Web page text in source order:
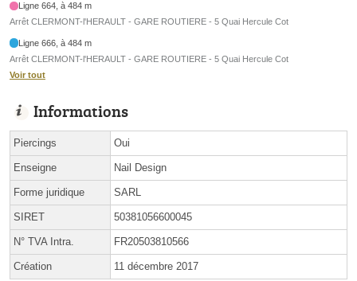
Ligne 664, à 484 m
Arrêt CLERMONT-l'HERAULT - GARE ROUTIERE - 5 Quai Hercule Cot
Ligne 666, à 484 m
Arrêt CLERMONT-l'HERAULT - GARE ROUTIERE - 5 Quai Hercule Cot
Voir tout
Informations
Piercings Oui
Enseigne Nail Design
Forme juridique SARL
SIRET 50381056600045
N° TVA Intra. FR20503810566
Création 11 décembre 2017